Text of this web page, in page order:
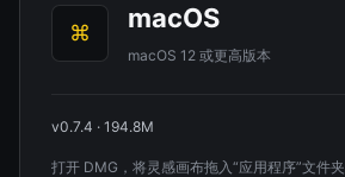
⌘ macOS
macOS 12 或更高版本
v0.7.4 · 194.8M
打开 DMG，将灵感画布拖入“应用程序”文件夹